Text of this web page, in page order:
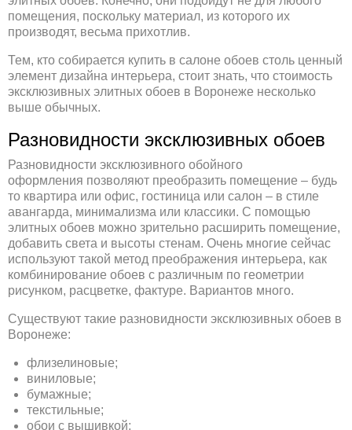
помещения, поскольку материал, из которого их
производят, весьма прихотлив.
Тем, кто собирается купить в салоне обоев столь ценный
элемент дизайна интерьера, стоит знать, что стоимость
эксклюзивных элитных обоев в Воронеже несколько
выше обычных.
Разновидности эксклюзивных обоев
Разновидности эксклюзивного обойного
оформления позволяют преобразить помещение – будь
то квартира или офис, гостиница или салон – в стиле
авангарда, минимализма или классики. С помощью
элитных обоев можно зрительно расширить помещение,
добавить света и высоты стенам. Очень многие сейчас
используют такой метод преображения интерьера, как
комбинирование обоев с различным по геометрии
рисунком, расцветке, фактуре. Вариантов много.
Существуют такие разновидности эксклюзивных обоев в
Воронеже:
флизелиновые;
виниловые;
бумажные;
текстильные;
обои с вышивкой;